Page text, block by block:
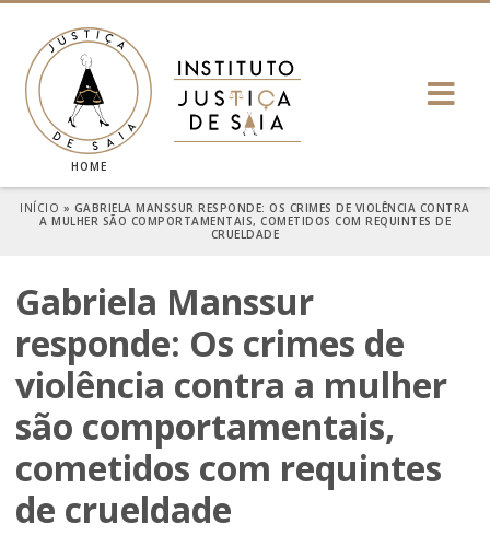
HOME
INÍCIO » GABRIELA MANSSUR RESPONDE: OS CRIMES DE VIOLÊNCIA CONTRA
A MULHER SÃO COMPORTAMENTAIS, COMETIDOS COM REQUINTES DE
CRUELDADE
Gabriela Manssur
responde: Os crimes de
violência contra a mulher
são comportamentais,
cometidos com requintes
de crueldade